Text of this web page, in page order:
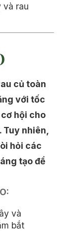
và rau
củ toàn
với tốc
hội cho
nhiên,
hỏi các
tạo để
và
bắt